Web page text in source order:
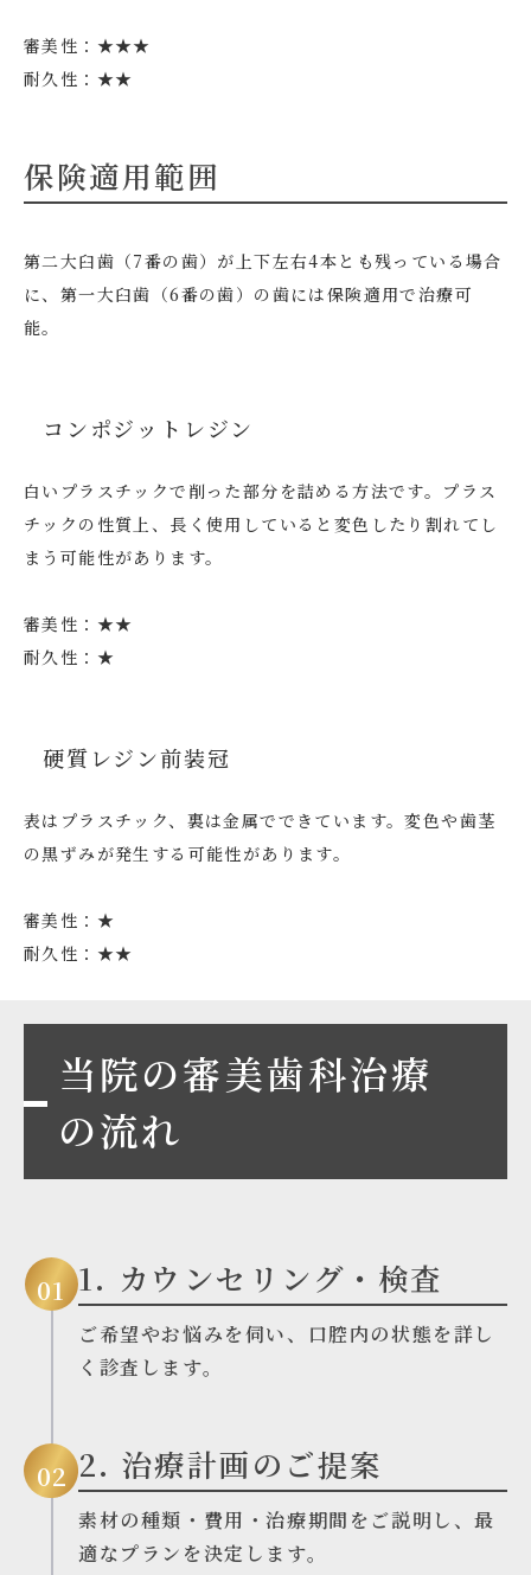
審美性：★★★
耐久性：★★
保険適用範囲
第二大臼歯（7番の歯）が上下左右4本とも残っている場合
に、第一大臼歯（6番の歯）の歯には保険適用で治療可
能。
コンポジットレジン
白いプラスチックで削った部分を詰める方法です。プラス
チックの性質上、長く使用していると変色したり割れてし
まう可能性があります。
審美性：★★
耐久性：★
硬質レジン前装冠
表はプラスチック、裏は金属でできています。変色や歯茎
の黒ずみが発生する可能性があります。
審美性：★
耐久性：★★
当院の審美歯科治療
の流れ
01 1. カウンセリング・検査
ご希望やお悩みを伺い、口腔内の状態を詳し
く診査します。
02 2. 治療計画のご提案
素材の種類・費用・治療期間をご説明し、最
適なプランを決定します。